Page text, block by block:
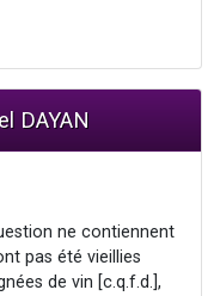
DAYAN
ne contiennent
pas été vieillies
de vin [c.q.f.d.],